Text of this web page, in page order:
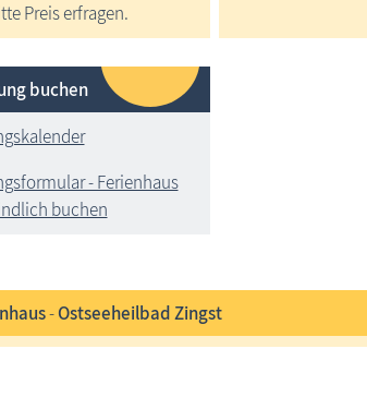
Preis erfragen.
buchen
- Ferienhaus
buchen
-Ostseeheilbad Zingst